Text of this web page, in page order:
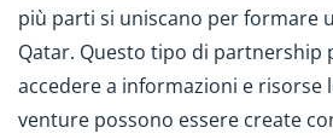
più parti si uniscano per formare
Qatar. Questo tipo di partnership
accedere a informazioni e risorse
venture possono essere create